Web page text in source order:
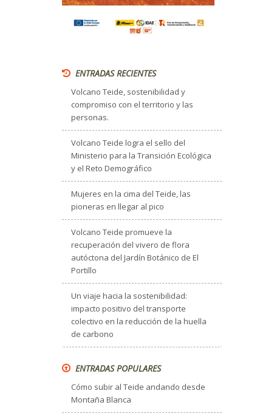
ENTRADAS RECIENTES
Volcano Teide, sostenibilidad y
compromiso con el territorio y las
personas.
Volcano Teide logra el sello del
Ministerio para la Transición Ecológica
y el Reto Demográfico
Mujeres en la cima del Teide, las
pioneras en llegar al pico
Volcano Teide promueve la
recuperación del vivero de flora
autóctona del Jardín Botánico de El
Portillo
Un viaje hacia la sostenibilidad:
impacto positivo del transporte
colectivo en la reducción de la huella
de carbono
ENTRADAS POPULARES
Cómo subir al Teide andando desde
Montaña Blanca